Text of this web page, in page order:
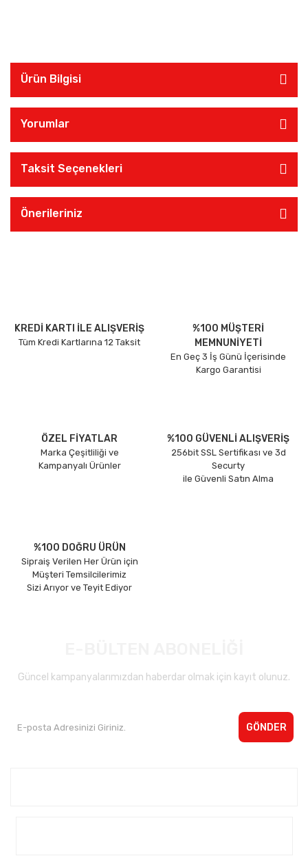
Ürün Bilgisi
Yorumlar
Taksit Seçenekleri
Önerileriniz
KREDİ KARTI İLE ALIŞVERİŞ
Tüm Kredi Kartlarına 12 Taksit
%100 MÜŞTERİ
MEMNUNİYETİ
En Geç 3 İş Günü İçerisinde
Kargo Garantisi
ÖZEL FİYATLAR
Marka Çeşitliliği ve
Kampanyalı Ürünler
%100 GÜVENLİ ALIŞVERİŞ
256bit SSL Sertifikası ve 3d
Securty
ile Güvenli Satın Alma
%100 DOĞRU ÜRÜN
Sipraiş Verilen Her Ürün için
Müşteri Temsilcilerimiz
Sizi Arıyor ve Teyit Ediyor
Güncel kampanyalarımızdan haberdar olmak için kayıt olunuz.
GÖNDER